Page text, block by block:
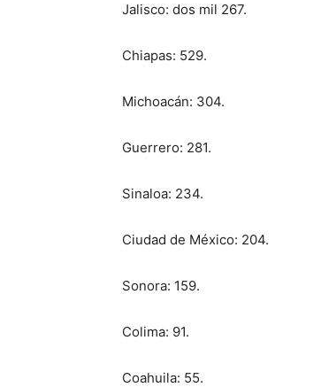
Jalisco: dos mil 267.
Chiapas: 529.
Michoacán: 304.
Guerrero: 281.
Sinaloa: 234.
Ciudad de México: 204.
Sonora: 159.
Colima: 91.
Coahuila: 55.